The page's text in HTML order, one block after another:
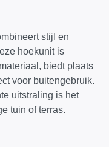
stijl en
hoekunit is
biedt plaats
voor buitengebruik.
uitstraling is het
tuin of terras.